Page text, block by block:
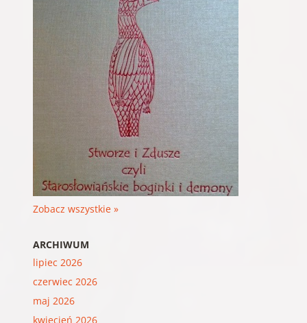
Zobacz wszystkie »
ARCHIWUM
lipiec 2026
czerwiec 2026
maj 2026
kwiecień 2026